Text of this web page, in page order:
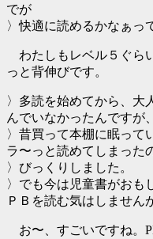
でが
〉快適に読めるかなぁっ
わたしもレベル５ぐら
っと背伸びです。
〉多読を始めてから、大
んでいなかったんですが、
〉昔買って本棚に眠って
ラ〜っと読めてしまった
〉びっくりしました。
〉でも今は児童書がおも
ＰＢを読む気はしません
お〜、すごいですね。